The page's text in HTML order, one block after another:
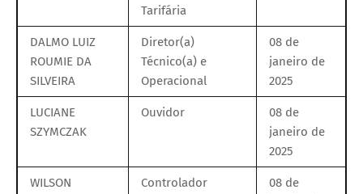
Tarifária
DALMO LUIZ
ROUMIE DA
SILVEIRA
Diretor(a)
Técnico(a) e
Operacional
08 de
janeiro de
2025
LUCIANE
SZYMCZAK
Ouvidor
08 de
janeiro de
2025
WILSON
Controlador
08 de